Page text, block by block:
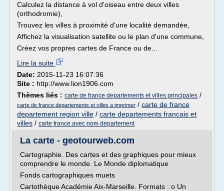
Calculez la distance à vol d'oiseau entre deux villes
(orthodromie),
Trouvez les villes à proximité d'une localité demandée,
Affichez la visualisation satellite ou le plan d'une commune,
Créez vos propres cartes de France ou de...
Lire la suite
Date: 2015-11-23 16:07:36
Site : http://www.lion1906.com
Thèmes liés : carte de france departements et villes principales /
carte de france departements et villes a imprimer / carte de france
departement region ville / carte departements francais et
villes / carte france avec nom departement
La carte - geotourweb.com
Cartographie. Des cartes et des graphiques pour mieux
comprendre le monde. Le Monde diplomatique
Fonds cartographiques muets
Cartothèque Académie Aix-Marseille. Formats : o Un